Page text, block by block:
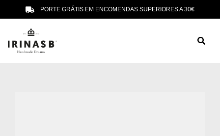
PORTE GRÁTIS EM ENCOMENDAS SUPERIORES A 30€